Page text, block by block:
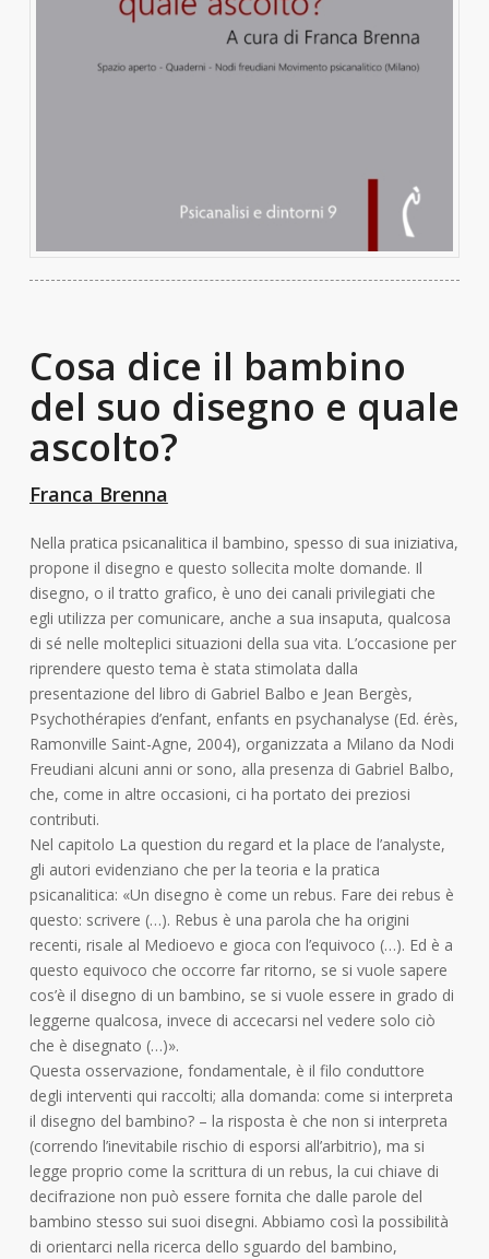
Cosa dice il bambino
del suo disegno e quale
ascolto?
Franca Brenna
Nella pratica psicanalitica il bambino, spesso di sua iniziativa,
propone il disegno e questo sollecita molte domande. Il
disegno, o il tratto grafico, è uno dei canali privilegiati che
egli utilizza per comunicare, anche a sua insaputa, qualcosa
di sé nelle molteplici situazioni della sua vita. L’occasione per
riprendere questo tema è stata stimolata dalla
presentazione del libro di Gabriel Balbo e Jean Bergès,
Psychothérapies d’enfant, enfants en psychanalyse (Ed. érès,
Ramonville Saint-Agne, 2004), organizzata a Milano da Nodi
Freudiani alcuni anni or sono, alla presenza di Gabriel Balbo,
che, come in altre occasioni, ci ha portato dei preziosi
contributi.
Nel capitolo La question du regard et la place de l’analyste,
gli autori evidenziano che per la teoria e la pratica
psicanalitica: «Un disegno è come un rebus. Fare dei rebus è
questo: scrivere (…). Rebus è una parola che ha origini
recenti, risale al Medioevo e gioca con l’equivoco (…). Ed è a
questo equivoco che occorre far ritorno, se si vuole sapere
cos’è il disegno di un bambino, se si vuole essere in grado di
leggerne qualcosa, invece di accecarsi nel vedere solo ciò
che è disegnato (…)».
Questa osservazione, fondamentale, è il filo conduttore
degli interventi qui raccolti; alla domanda: come si interpreta
il disegno del bambino? – la risposta è che non si interpreta
(correndo l’inevitabile rischio di esporsi all’arbitrio), ma si
legge proprio come la scrittura di un rebus, la cui chiave di
decifrazione non può essere fornita che dalle parole del
bambino stesso sui suoi disegni. Abbiamo così la possibilità
di orientarci nella ricerca dello sguardo del bambino,